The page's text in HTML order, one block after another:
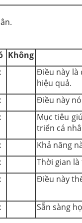
Không
Điều này là
hiệu quả.
Điều này
Mục tiêu
triển cá
Khả năng
Thời gian
Điều này
Sẵn sàng